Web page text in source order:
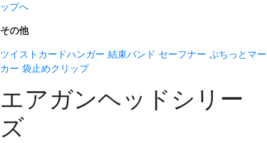
ップへ
その他
ツイストカードハンガー 結束バンド セーフナー ぷちっとマー
カー 袋止めクリップ
エアガンヘッドシリー
ズ